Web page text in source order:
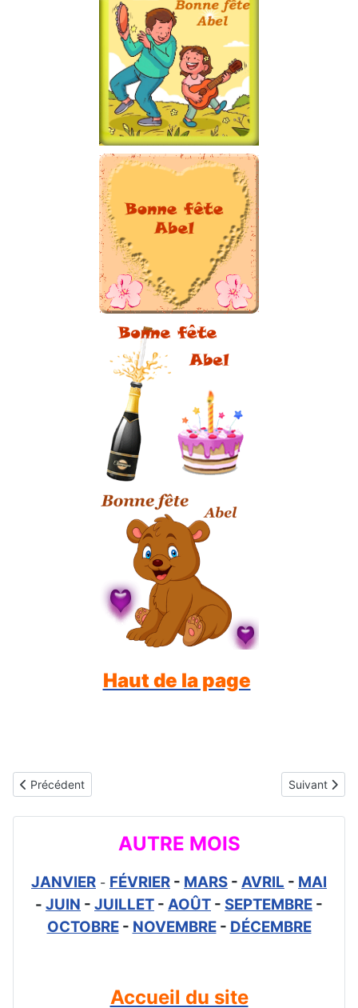
Haut de la page
Article précédent : Gif animé bonne fête Vianney - 4 août
Précédent Article
Suivant
AUTRE MOIS
JANVIER - FÉVRIER - MARS - AVRIL - MAI
- JUIN - JUILLET - AOÛT - SEPTEMBRE -
OCTOBRE- NOVEMBRE- DÉCEMBRE
Accueil du site